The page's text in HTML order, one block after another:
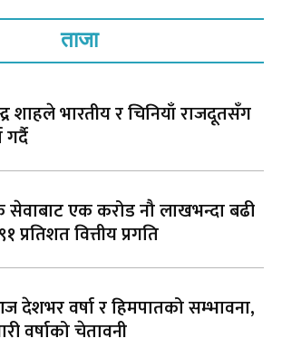
ताजा
शाहले भारतीय र चिनियाँ राजदूतसँग
एक करोड नौ लाखभन्दा बढी
प्रतिशत वित्तीय प्रगति
वर्षा र हिमपातको सम्भावना,
वर्षाको चेतावनी